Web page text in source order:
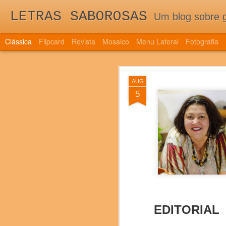
AUG
5
EDITORIAL
LETRAS SABOROSAS Um blog sobre gastronomia para
Clássica Flipcard Revista Mosaico Menu Lateral Fotografia
TRAZ
QUINTA EDIÇÃO DE
DOS NOVOS PAÍSES